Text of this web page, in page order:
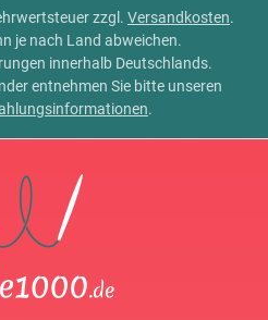
zzgl. Versandkosten.
je nach Land abweichen.
innerhalb Deutschlands.
entnehmen Sie bitte unseren
.